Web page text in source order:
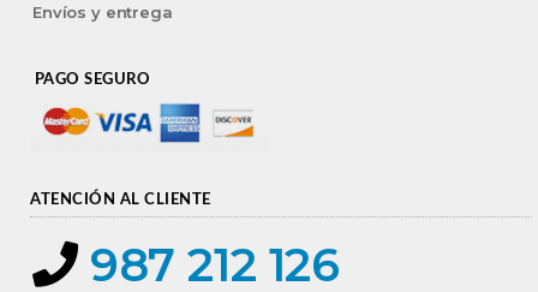
Envíos y entrega
PAGO SEGURO
ATENCIÓN AL CLIENTE
987 212 126